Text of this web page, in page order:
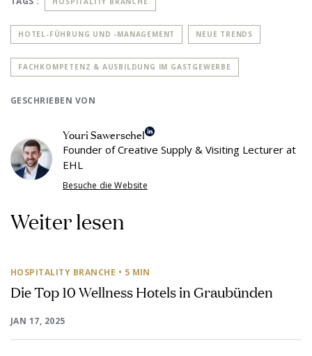
HOTEL-FÜHRUNG UND -MANAGEMENT NEUE TRENDS
FACHKOMPETENZ & AUSBILDUNG IM GASTGEWERBE
GESCHRIEBEN VON
Youri Sawerschel
Founder of Creative Supply & Visiting Lecturer at
EHL
Besuche die Website
Weiter lesen
HOSPITALITY BRANCHE • 5 MIN
Die Top 10 Wellness Hotels in Graubünden
JAN 17, 2025